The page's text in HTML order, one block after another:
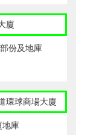
廈
份及地庫
環球商場大廈
地庫